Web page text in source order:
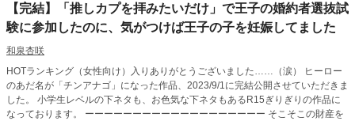
【完結】「推しカプを拝みたいだけ」で王子の婚約者選抜試
験に参加したのに、気がつけば王子の子を妊娠してました
和泉杏咲
HOTランキング（女性向け）入りありがとうございました……（涙） ヒーロー
のあだ名が「チンアナゴ」になった作品、2023/9/1に完結公開させていただきま
した。 小学生レベルの下ネタも、お色気な下ネタもあるR15ぎりぎりの作品に
なっております。 ーーーーーーーーーーーーーーーーーーー そこそこの財産を